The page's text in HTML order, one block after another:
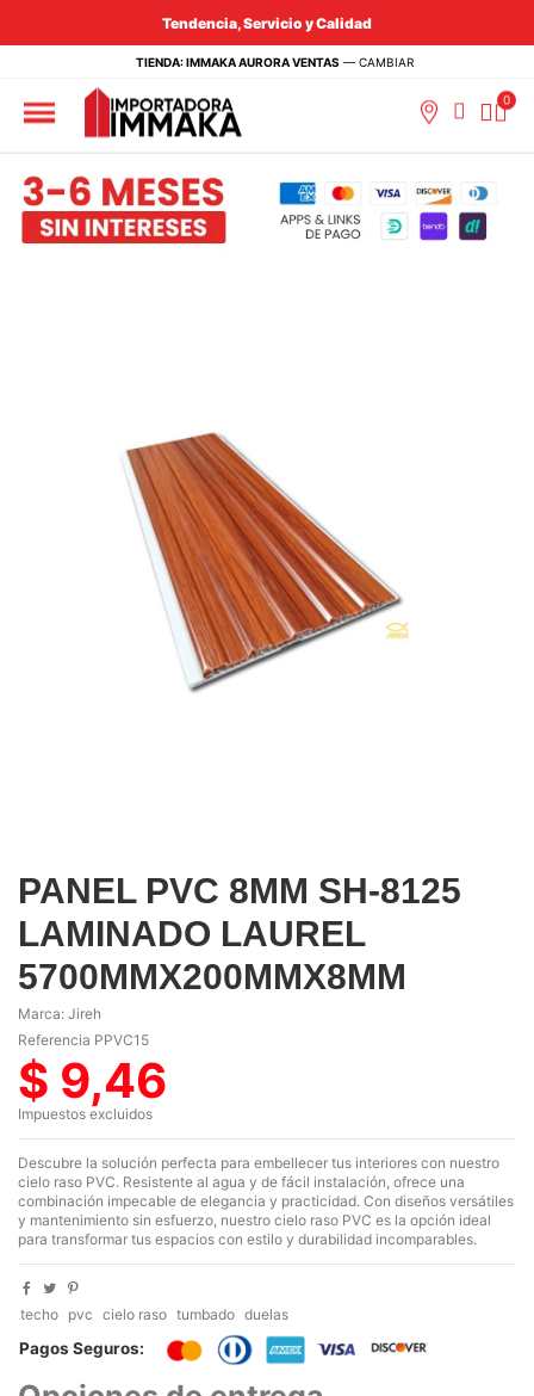
Tendencia, Servicio y Calidad
TIENDA: IMMAKA AURORA VENTAS — CAMBIAR
PANEL PVC 8MM SH-8125
LAMINADO LAUREL
5700MMX200MMX8MM
Marca: Jireh
Referencia PPVC15
$ 9,46
Impuestos excluidos
Descubre la solución perfecta para embellecer tus interiores con nuestro
cielo raso PVC. Resistente al agua y de fácil instalación, ofrece una
combinación impecable de elegancia y practicidad. Con diseños versátiles
y mantenimiento sin esfuerzo, nuestro cielo raso PVC es la opción ideal
para transformar tus espacios con estilo y durabilidad incomparables.
techo pvc cielo raso tumbado duelas
Pagos Seguros: